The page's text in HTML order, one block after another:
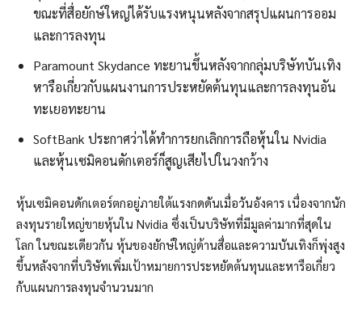
ขณะที่สื่อยักษ์ใหญ่ได้รับแรงหนุนหลังจากสรุปแผนการออม
และการลงทุน
Paramount Skydance ทะยานขึ้นหลังจากกลุ่มบริษัทบันเทิง
หารือเกี่ยวกับแผนงานการประหยัดต้นทุนและการลงทุนอัน
ทะเยอทะยาน
SoftBank ประกาศว่าได้ทำการยกเลิกการถือหุ้นใน Nvidia
และหุ้นเซมิคอนดักเตอร์ก็สูญเสียไปในวงกว้าง
หุ้นเซมิคอนดักเตอร์ตกอยู่ภายใต้แรงกดดันเมื่อวันอังคาร เนื่องจากนัก
ลงทุนรายใหญ่ขายหุ้นใน Nvidia ซึ่งเป็นบริษัทที่มีมูลค่ามากที่สุดใน
โลก ในขณะเดียวกัน หุ้นของยักษ์ใหญ่ด้านสื่อและความบันเทิงก็พุ่งสูง
ขึ้นหลังจากที่บริษัทเพิ่มเป้าหมายการประหยัดต้นทุนและหารือเกี่ยว
กับแผนการลงทุนจำนวนมาก